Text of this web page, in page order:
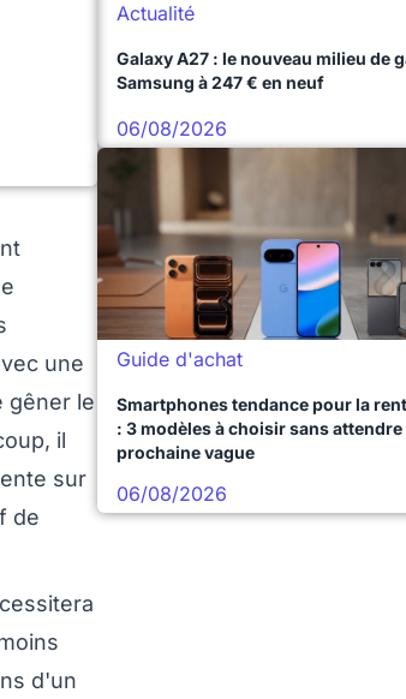
une
gêner le
il
sur
de
d'un
Actualité
Galaxy A27 : le nouveau milieu de
Samsung à 247 € en neuf
06/08/2026
Guide d'achat
Smartphones tendance pour la
: 3 modèles à choisir sans attendre
prochaine vague
06/08/2026